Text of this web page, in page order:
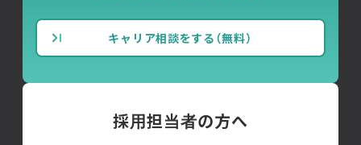
キャリア相談をする（無料）
採用担当者の方へ